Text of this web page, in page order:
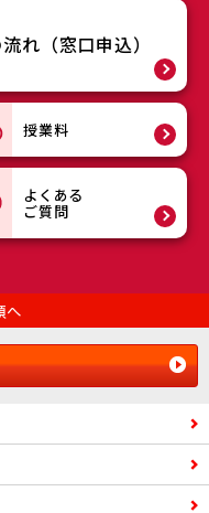
れ（窓口申込）
授業料
よくある
ご質問